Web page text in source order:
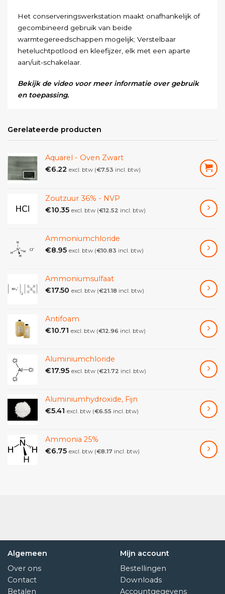
Het conserveringswerkstation maakt onafhankelijk of
gecombineerd gebruik van beide
warmtegereedschappen mogelijk; Verstelbaar
heteluchtpotlood en kleefijzer, elk met een aparte
aan/uit-schakelaar.
Bekijk de video voor meer informatie over gebruik
en toepassing.
nauwkeurigere regeling van hete lucht.
Temperatuurinstelling van 30°C tot 200°C.
Ideaal voor het contactloos aanbrengen van warmte
Handig voor het conserveren van schilderijen,
waarbij afbladderende verf zachte warmte en
Verwarm lokaal aangebrachte kompressen.
1150 mm siliconen flex.
heteluchtpotlood is bijzonder geschikt voor
conserveringswerkzaamheden, omdat verstoring van
wanneer het wordt teruggeplaatst in de houder, zal
het heteluchtpotlood automatisch afkoelen. (zie het
Hechten/Spatel Ijzer
Met temperatuurinstelling van 30°C tot 200°C kan de
heteluchtpotlood of op zichzelf.
Gerelateerde producten
Aquarel - Oven Zwart
€6.22 excl. btw (€7.53 incl. btw)
Zoutzuur 36% - NVP
€10.35 excl. btw (€12.52 incl. btw)
Ammoniumchloride
€8.95 excl. btw (€10.83 incl. btw)
Ammoniumsulfaat
€17.50 excl. btw (€21.18 incl. btw)
Antifoam
€10.71 excl. btw (€12.96 incl. btw)
Aluminiumchloride
€17.95 excl. btw (€21.72 incl. btw)
Aluminiumhydroxide, Fijn
€5.41 excl. btw (€6.55 incl. btw)
Ammonia 25%
€6.75 excl. btw (€8.17 incl. btw)
Algemeen
Over ons
Contact
Betalen
Mijn account
Bestellingen
Downloads
Accountgegevens